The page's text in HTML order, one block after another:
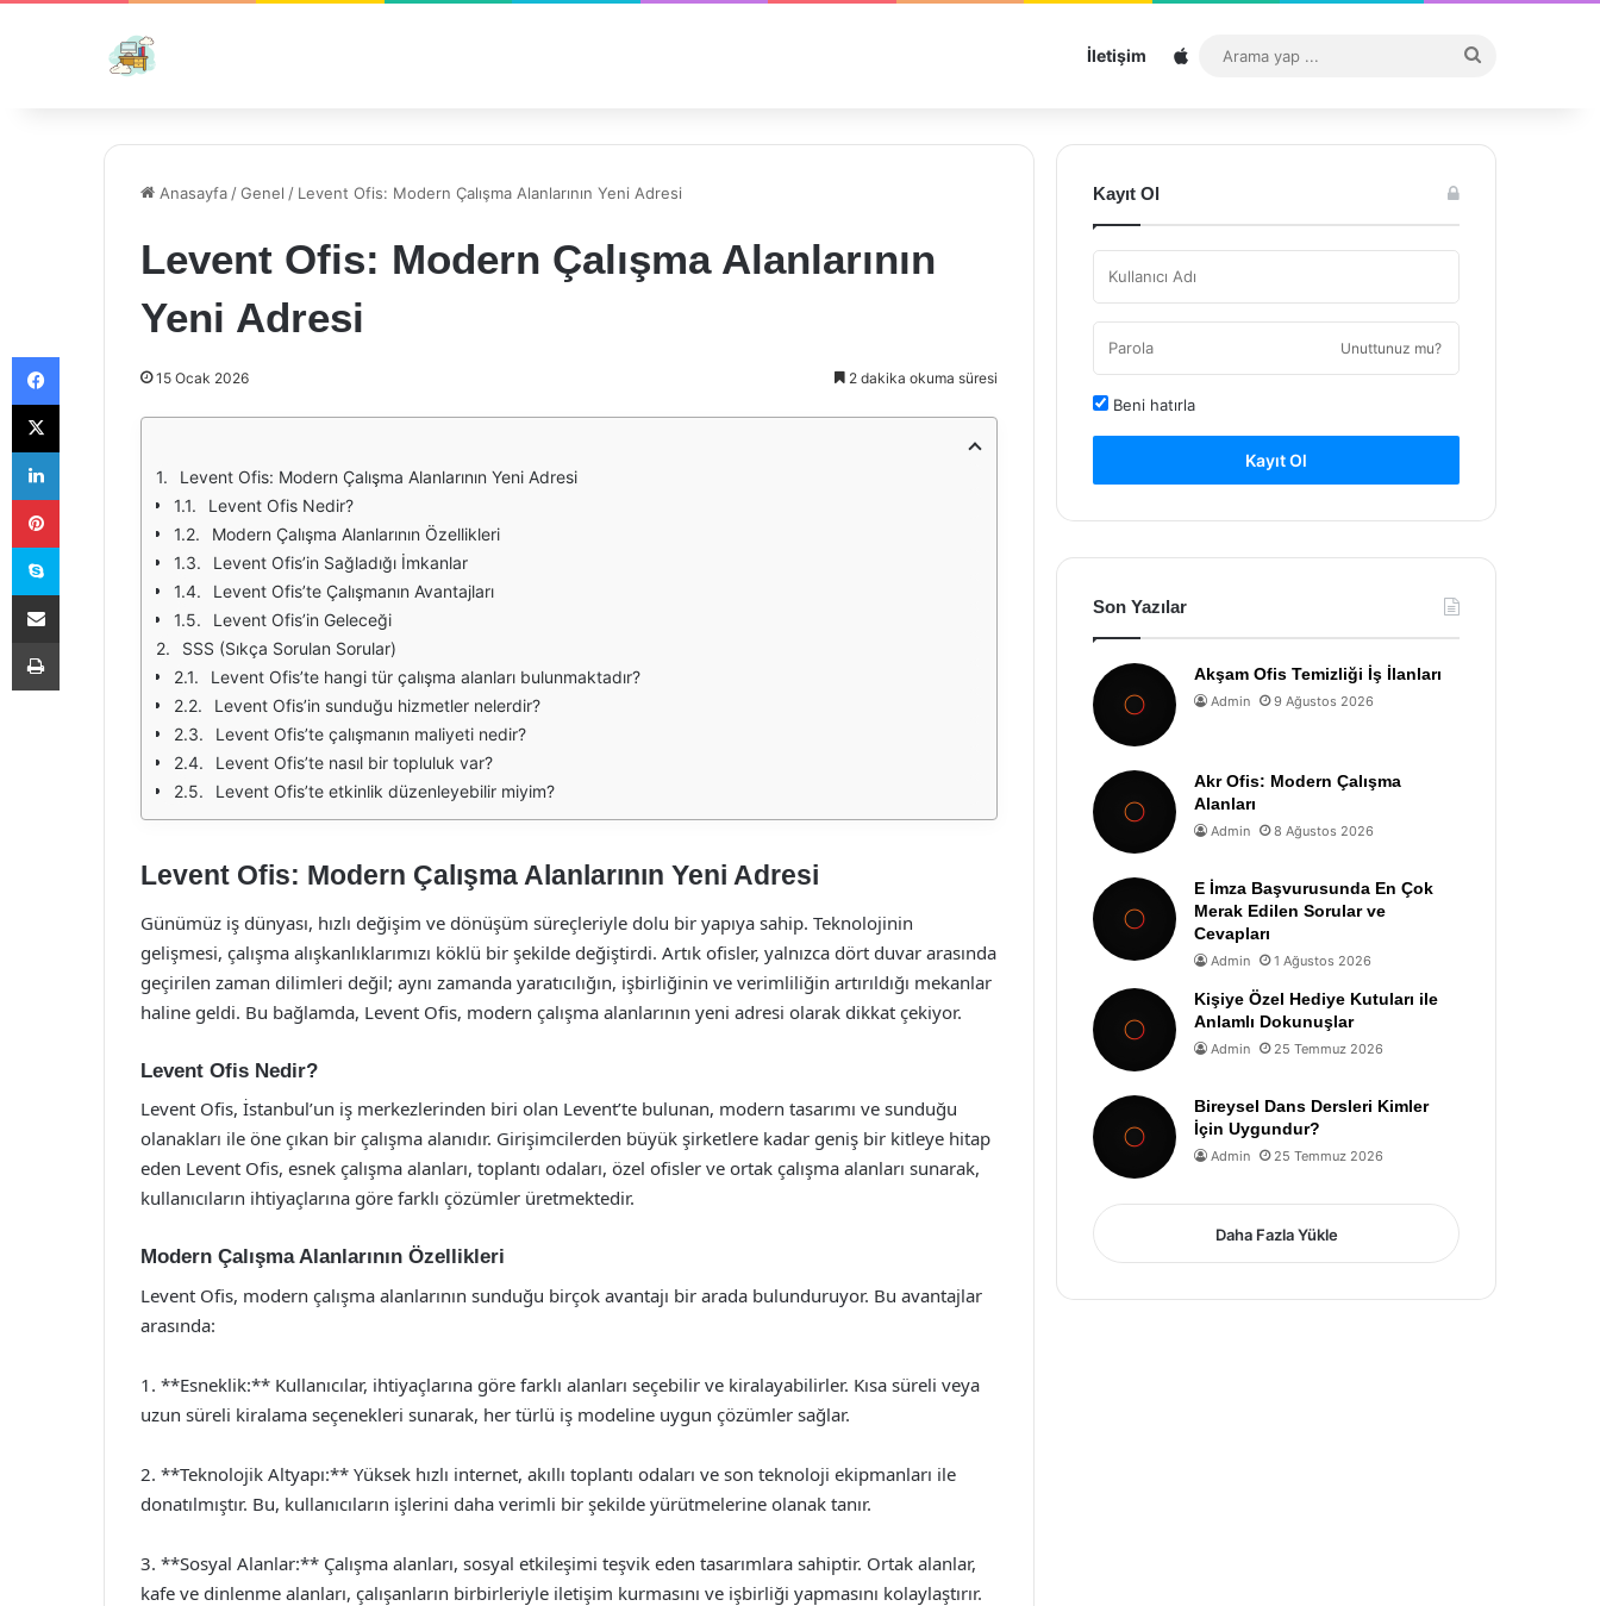
İletişim Sitemap
...
Anasayfa /Genel / Levent Ofis: Modern Çalışma Alanlarının Yeni Adresi
Levent Ofis: Modern Çalışma Alanlarının
Yeni Adresi
15 Ocak 2026 2 dakika okuma süresi
Levent Ofis: Modern Çalışma Alanlarının Yeni Adresi
Levent Ofis Nedir?
Modern Çalışma Alanlarının Özellikleri
Levent Ofis’in Sağladığı İmkanlar
Levent Ofis’te Çalışmanın Avantajları
Levent Ofis’in Geleceği
SSS (Sıkça Sorulan Sorular)
Levent Ofis’te hangi tür çalışma alanları bulunmaktadır?
Levent Ofis’in sunduğu hizmetler nelerdir?
Levent Ofis’te çalışmanın maliyeti nedir?
Levent Ofis’te nasıl bir topluluk var?
Levent Ofis’te etkinlik düzenleyebilir miyim?
Levent Ofis: Modern Çalışma Alanlarının Yeni Adresi
Günümüz iş dünyası, hızlı değişim ve dönüşüm süreçleriyle dolu bir yapıya sahip. Teknolojinin
gelişmesi, çalışma alışkanlıklarımızı köklü bir şekilde değiştirdi. Artık ofisler, yalnızca dört duvar arasında
geçirilen zaman dilimleri değil; aynı zamanda yaratıcılığın, işbirliğinin ve verimliliğin artırıldığı mekanlar
haline geldi. Bu bağlamda, Levent Ofis, modern çalışma alanlarının yeni adresi olarak dikkat çekiyor.
Levent Ofis Nedir?
Levent Ofis, İstanbul’un iş merkezlerinden biri olan Levent’te bulunan, modern tasarımı ve sunduğu
olanakları ile öne çıkan bir çalışma alanıdır. Girişimcilerden büyük şirketlere kadar geniş bir kitleye hitap
eden Levent Ofis, esnek çalışma alanları, toplantı odaları, özel ofisler ve ortak çalışma alanları sunarak,
kullanıcıların ihtiyaçlarına göre farklı çözümler üretmektedir.
Modern Çalışma Alanlarının Özellikleri
Levent Ofis, modern çalışma alanlarının sunduğu birçok avantajı bir arada bulunduruyor. Bu avantajlar
arasında:
1. **Esneklik:** Kullanıcılar, ihtiyaçlarına göre farklı alanları seçebilir ve kiralayabilirler. Kısa süreli veya
uzun süreli kiralama seçenekleri sunarak, her türlü iş modeline uygun çözümler sağlar.
2. **Teknolojik Altyapı:** Yüksek hızlı internet, akıllı toplantı odaları ve son teknoloji ekipmanları ile
donatılmıştır. Bu, kullanıcıların işlerini daha verimli bir şekilde yürütmelerine olanak tanır.
3. **Sosyal Alanlar:** Çalışma alanları, sosyal etkileşimi teşvik eden tasarımlara sahiptir. Ortak alanlar,
kafe ve dinlenme alanları, çalışanların birbirleriyle iletişim kurmasını ve işbirliği yapmasını kolaylaştırır.
Kayıt Ol
Unuttunuz mu?
Beni hatırla
Kayıt Ol
Son Yazılar
Akşam Ofis Temizliği İş İlanları
Admin 9 Ağustos 2026
Akr Ofis: Modern Çalışma
Alanları
Admin 8 Ağustos 2026
E İmza Başvurusunda En Çok
Merak Edilen Sorular ve
Cevapları
Admin 1 Ağustos 2026
Kişiye Özel Hediye Kutuları ile
Anlamlı Dokunuşlar
Admin 25 Temmuz 2026
Bireysel Dans Dersleri Kimler
İçin Uygundur?
Admin 25 Temmuz 2026
Daha Fazla Yükle
Facebook
X
LinkedIn
Pinterest
Skype
E-Posta ile paylaş